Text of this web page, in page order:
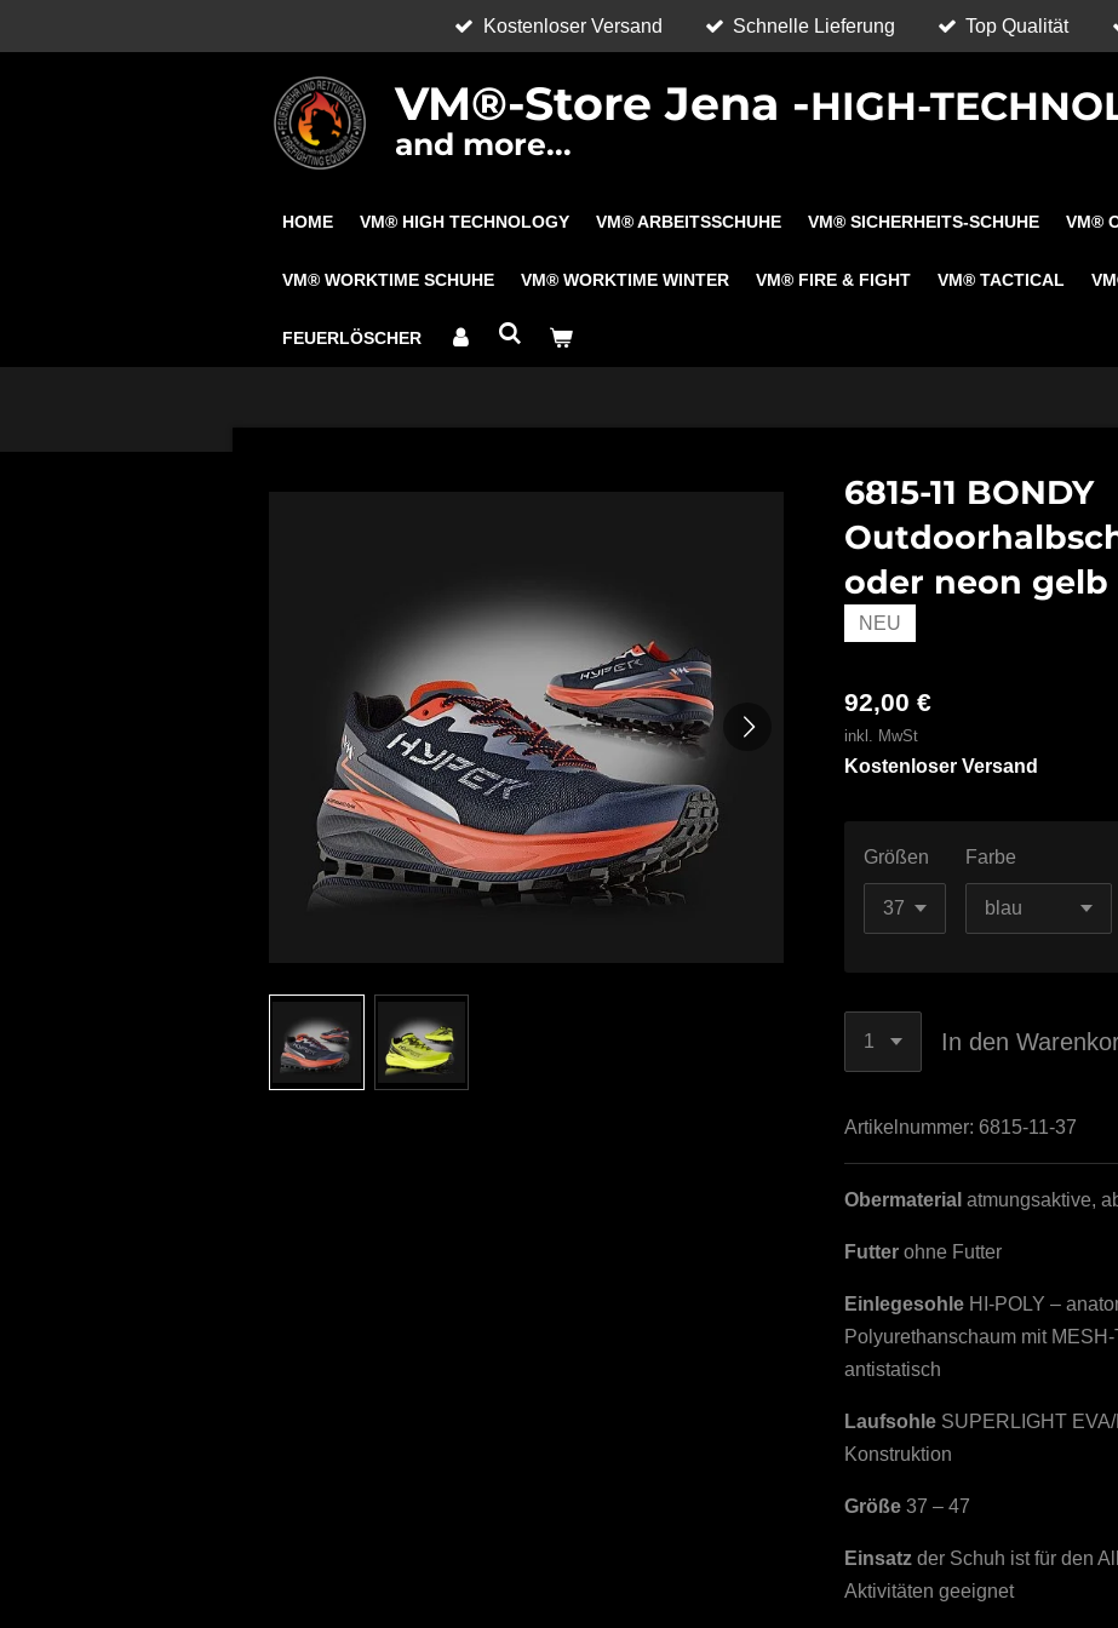
Kostenloser Versand Schnelle Lieferung Top Qualität
VM®-Store Jena -HIGH-
and more...
HOME VM® HIGH TECHNOLOGY VM® ARBEITSSCHUHE VM® SICHERHEITS-SCHUHE VM®
VM® WORKTIME SCHUHE VM® WORKTIME WINTER VM® FIRE & FIGHT VM® TACTICAL
FEUERLÖSCHER
6815-11 BONDY
oder neon gelb
NEU
92,00 €
inkl. MwSt
Kostenloser Versand
Größen Farbe
In den
Artikelnummer: 6815-11-37
Obermaterial atmungsaktive,
Futter ohne Futter
Einlegesohle HI-POLY –
Polyurethanschaum mit
antistatisch
Laufsohle SUPERLIGHT
Konstruktion
Größe 37 – 47
Einsatz der Schuh ist für den
Aktivitäten geeignet